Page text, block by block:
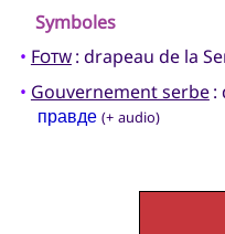
Symboles
• Fotw: drapeau de la
• Gouvernement serbe:
правде (+ audio)